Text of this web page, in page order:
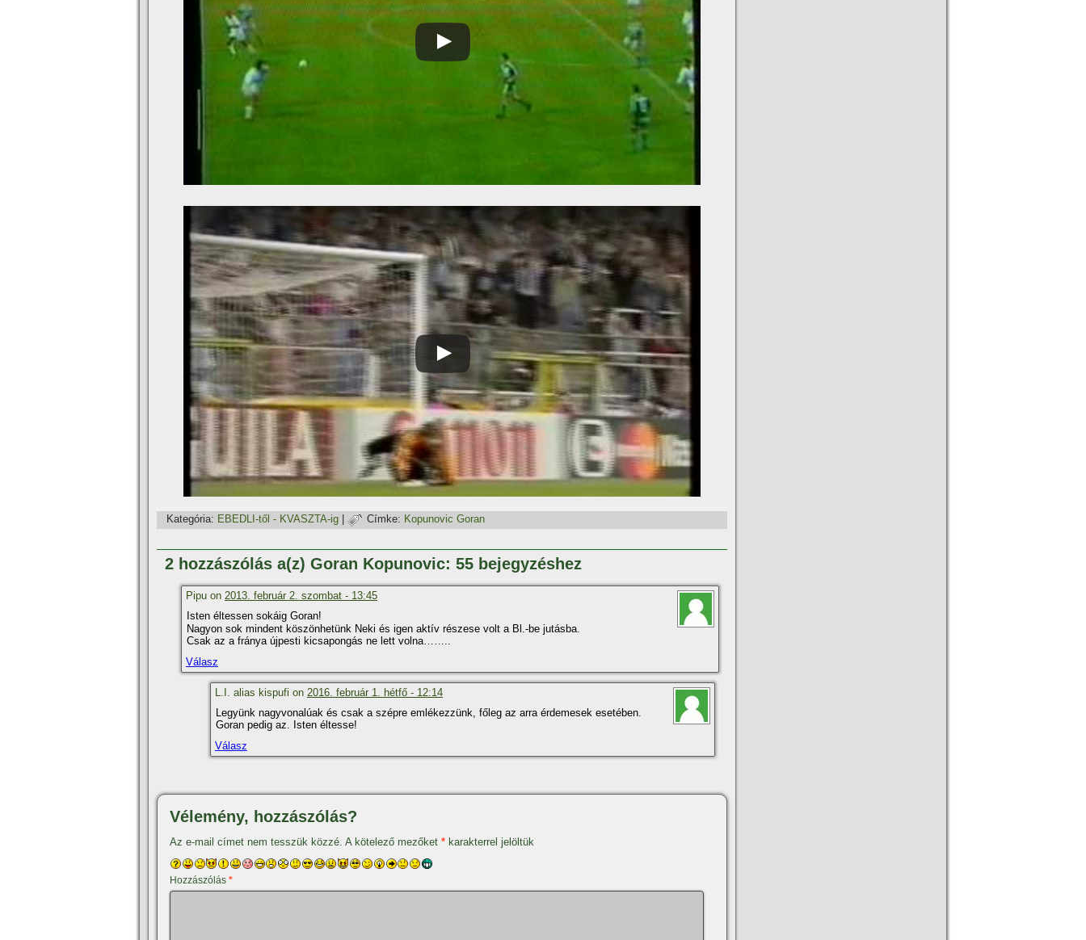
Kategória: EBEDLI-től - KVASZTA-ig Címke: Kopunovic Goran
2 hozzászólás a(z) Goran Kopunovic: 55 bejegyzéshez
Pipu on 2013. február 2. szombat - 13:45
Isten éltessen sokáig Goran!
Nagyon sok mindent köszönhetünk Neki és igen aktí­v részese volt a Bl.-be jutásba.
Csak az a fránya újpesti kicsapongás ne lett volna……..
Válasz
L.I. alias kispufi on 2016. február 1. hétfő - 12:14
Legyünk nagyvonalúak és csak a szépre emlékezzünk, főleg az arra érdemesek esetében.
Goran pedig az. Isten éltesse!
Válasz
Vélemény, hozzászólás?
Az e-mail címet nem tesszük közzé. A kötelező mezőket * karakterrel jelöltük
Hozzászólás *